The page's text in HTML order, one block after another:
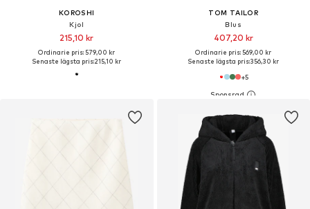
KOROSHI
Kjol
215,10 kr
Ordinarie pris: 579,00 kr
Senaste lägsta pris:215,10 kr
TOM TAILOR
Blus
407,20 kr
Ordinarie pris: 569,00 kr
Senaste lägsta pris:356,30 kr
+5